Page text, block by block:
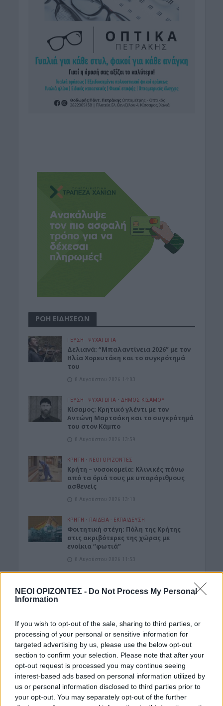
ΝΕΟΙ ΟΡΙΖΟΝΤΕΣ - Do Not Process My Personal
Information
If you wish to opt-out of the sale, sharing to third parties, or
processing of your personal or sensitive information for
targeted advertising by us, please use the below opt-out
section to confirm your selection. Please note that after your
opt-out request is processed you may continue seeing
interest-based ads based on personal information utilized by
us or personal information disclosed to third parties prior to
your opt-out. You may separately opt-out of the further
ΡΟΗ ΕΙΔΗΣΕΩΝ
ΓΕΎΣΗ - ΨΥΧΑΓΩΓΊΑ
Δελιανά: “Μπαλαντίνεια 2026” με τον
Ηλία Χορευτάκη και το συγκρότημά
του
8 Αυγούστου 2026 14:03
ΓΕΎΣΗ - ΨΥΧΑΓΩΓΊΑ • ΔΉΜΟΣ ΚΙΣΆΜΟΥ
Kίσαμος: Κρητικό γλέντι με τον
Αντώνη Μαρτσάκη και το συγκρότημά
του στον Κάμπο
8 Αυγούστου 2026 13:59
ΚΡΗΤΗ • ΝΕΟΙ ΟΡΙΖΟΝΤΕΣ
Κρήτη – νοσοκομεία: Κλινικές πάνω
από τα όριά τους με υπαράριθμους
ασθενείς
8 Αυγούστου 2026 13:10
ΚΡΗΤΗ • ΠΑΙΔΕΙΑ - ΕΚΠΑΙΔΕΥΣΗ
Φοιτητική στέγη: Πόλη της Κρήτης
στις ακριβότερες της χώρας με
ενοίκια “φωτιά”
8 Αυγούστου 2026 11:53
Κίσαμος: Η ανακοίνωση της
Αστυνομίας για τις δύο συλλήψεις
ΔΙΆΦΟΡΑ
Κίσαμος: «Η πρώτη μας νύχτα» – Μια
ξεχωριστή μουσικοθεατρική
παράσταση
8 Αυγούστου 2026 08:30
ΓΕΎΣΗ - ΨΥΧΑΓΩΓΊΑ • ΔΉΜΟΣ ΚΙΣΆΜΟΥ